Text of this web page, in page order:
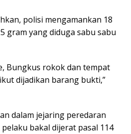
polisi mengamankan 18
gram yang diduga sabu sabu
Bungkus rokok dan tempat
dijadikan barang bukti,”
dalam jejaring peredaran
bakal dijerat pasal 114